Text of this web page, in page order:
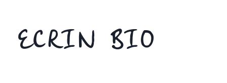
ECRIN BIO